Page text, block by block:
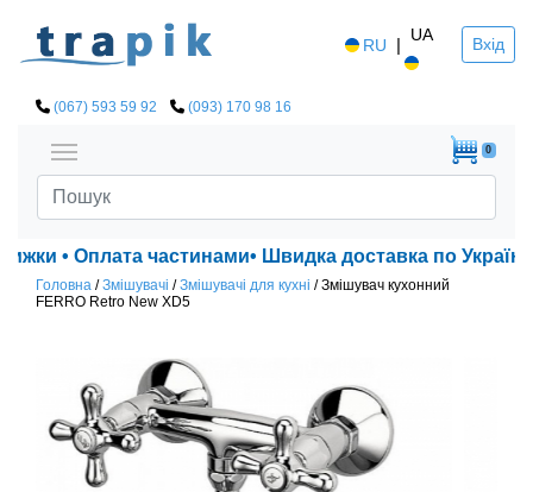
RU | UA Вхід
(067) 593 59 92 (093) 170 98 16
0
• Оплата частинами• Швидка доставка по Україні!
Головна /Змішувачі /Змішувачі для кухні /Змішувач кухонний
FERRO Retro New XD5